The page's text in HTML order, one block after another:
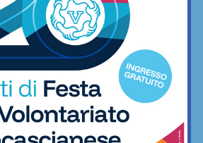
camminate mettendo ai piedi… il
indispensabile
06/12/2022